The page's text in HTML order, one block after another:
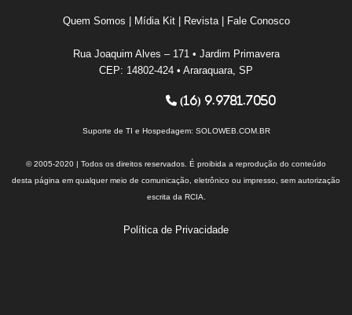
Quem Somos Mídia Kit| Revista| Fale Conosco
Rua Joaquim Alves – 171 • Jardim Primavera
CEP: 14802-424 • Araraquara, SP
(16) 9.9781.7050
Suporte de TI e Hospedagem: SOLOWEB.COM.BR
© 2005-2020 | Todos os direitos reservados. É proibida a reprodução do conteúdo
desta página em qualquer meio de comunicação, eletrônico ou impresso, sem autorização
escrita da RCIA.
Política de Privacidade